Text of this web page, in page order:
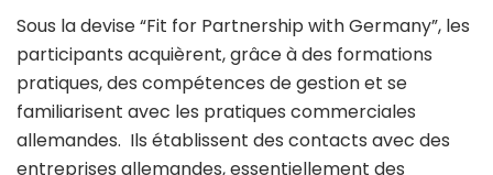
Sous la devise “Fit for Partnership with Germany”, les
participants acquièrent, grâce à des formations
pratiques, des compétences de gestion et se
familiarisent avec les pratiques commerciales
allemandes. Ils établissent des contacts avec des
entreprises allemandes, essentiellement des